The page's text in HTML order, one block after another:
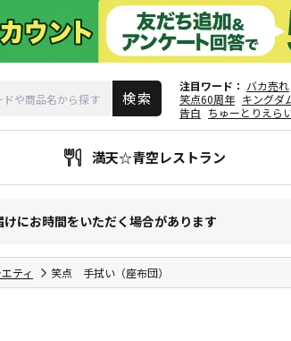
注目ワード バカ売れ
笑点60周年 キングダ
告白 ちゅーとりえら
満天☆青空レストラン
にお時間をいただく場合があります
ティ 笑点 手拭い（座布団）